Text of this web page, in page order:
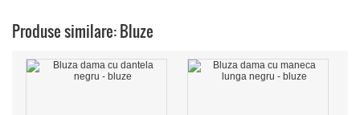
Produse similare: Bluze